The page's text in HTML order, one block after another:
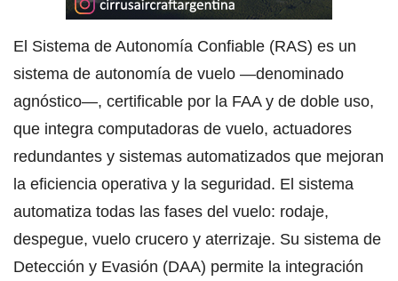
El Sistema de Autonomía Confiable (RAS) es un
sistema de autonomía de vuelo —denominado
agnóstico—, certificable por la FAA y de doble uso,
que integra computadoras de vuelo, actuadores
redundantes y sistemas automatizados que mejoran
la eficiencia operativa y la seguridad. El sistema
automatiza todas las fases del vuelo: rodaje,
despegue, vuelo crucero y aterrizaje. Su sistema de
Detección y Evasión (DAA) permite la integración